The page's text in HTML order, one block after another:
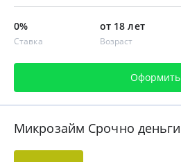
0%
Ставка
от 18 лет
Возраст
Оформить
Микрозайм Срочно деньги